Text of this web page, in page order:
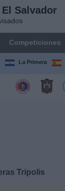
Salvador
Competiciones
La Primera
Tripolis